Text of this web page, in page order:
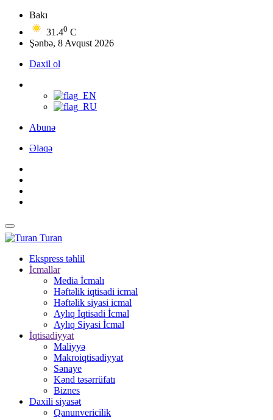
Bakı
31.40 C
Şənbə, 8 Avqust 2026
Daxil ol
Abunə
Əlaqə
Turan
Ekspress təhlil
İcmallar
Media İcmalı
Həftəlik iqtisadi icmal
Həftəlik siyasi icmal
Aylıq İqtisadi İcmal
Aylıq Siyasi İcmal
İqtisadiyyat
Maliyyə
Makroiqtisadiyyat
Sənaye
Kənd təsərrüfatı
Biznes
Daxili siyasət
Qanunvericilik